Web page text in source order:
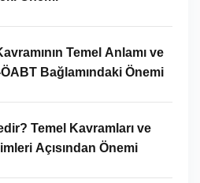
Temel Anlamı ve
Bağlamındaki Önemi
Temel Kavramları ve
Açısından Önemi